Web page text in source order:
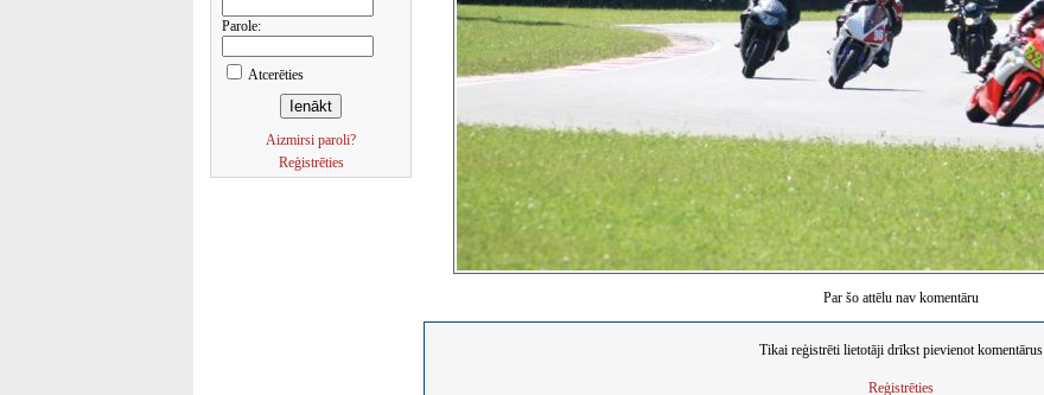
Parole:
Atcerēties
Aizmirsi paroli?
Reģistrēties
Par šo attēlu nav komentāru
Tikai reģistrēti lietotāji drīkst pievienot komentārus
Reģistrēties